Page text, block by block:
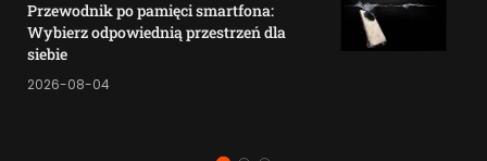
Przewodnik po pamięci smartfona:
Wybierz odpowiednią przestrzeń dla
siebie
2026-08-04